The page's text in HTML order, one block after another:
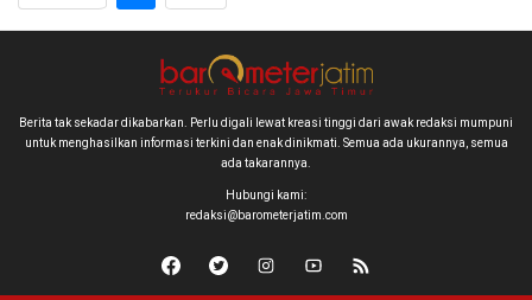
Berita tak sekadar dikabarkan. Perlu digali lewat kreasi tinggi dari awak redaksi mumpuni
untuk menghasilkan informasi terkini dan enak dinikmati. Semua ada ukurannya, semua
ada takarannya.
Hubungi kami:
redaksi@barometerjatim.com